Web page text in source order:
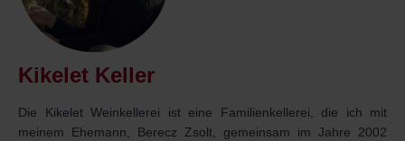
Kikelet Keller
Die Kikelet Weinkellerei ist eine Familienkellerei, die ich mit
meinem Ehemann, Berecz Zsolt, gemeinsam im Jahre 2002